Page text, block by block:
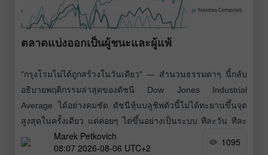
ตลาดแบ่งออกเป็นผู้ชนะและผู้แพ้
"กรุงโรมไม่ได้ถูกสร้างในวันเดียว" — สำนวนธรรมดาๆ นี้กลับ
อธิบายพฤติกรรมล่าสุดของดัชนี Dow Jones Industrial
Average ได้อย่างคมชัด ดัชนีหุ้นบลูชิพตัวนี้ไม่ได้ทะยานขึ้นจุด
สูงสุดในครั้งเดียว แต่ค่อยๆ ไต่ขึ้นอย่างเป็นระบบ ทีละวัน ทีละ
รอบการซื้อขาย จนทำสถิติสูงสุดใหม่
Marek Petkovich
08:07 2026-08-06 UTC+2
1095